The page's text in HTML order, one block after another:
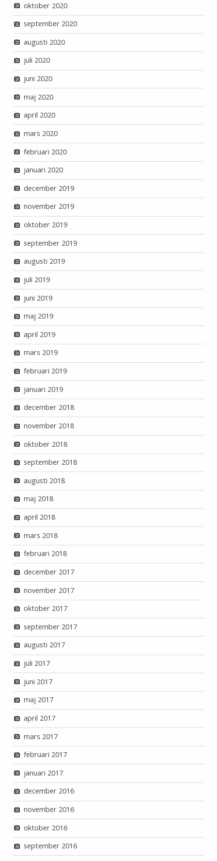
oktober 2020
september 2020
augusti 2020
juli 2020
juni 2020
maj 2020
april 2020
mars 2020
februari 2020
januari 2020
december 2019
november 2019
oktober 2019
september 2019
augusti 2019
juli 2019
juni 2019
maj 2019
april 2019
mars 2019
februari 2019
januari 2019
december 2018
november 2018
oktober 2018
september 2018
augusti 2018
maj 2018
april 2018
mars 2018
februari 2018
december 2017
november 2017
oktober 2017
september 2017
augusti 2017
juli 2017
juni 2017
maj 2017
april 2017
mars 2017
februari 2017
januari 2017
december 2016
november 2016
oktober 2016
september 2016